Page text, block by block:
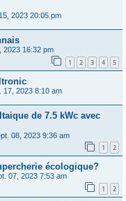
2023 20:05 pm
2023 16:32 pm
1 2 3 4 5
17, 2023 8:10 am
de 7.5 kWc avec
08, 2023 9:36 am
1 2
écologique?
07, 2023 7:53 am
1 2